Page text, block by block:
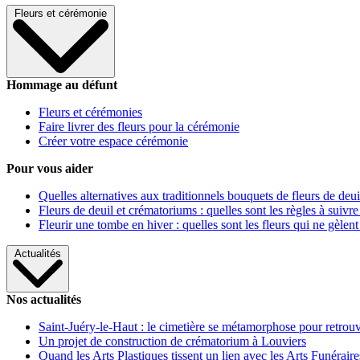
Fleurs et cérémonie
Hommage au défunt
Fleurs et cérémonies
Faire livrer des fleurs pour la cérémonie
Créer votre espace cérémonie
Pour vous aider
Quelles alternatives aux traditionnels bouquets de fleurs de
Fleurs de deuil et crématoriums : quelles sont les règles à
Fleurir une tombe en hiver : quelles sont les fleurs qui ne gèlent
Actualités
Nos actualités
Saint-Juéry-le-Haut : le cimetière se métamorphose pour
Un projet de construction de crématorium à Louviers
Quand les Arts Plastiques tissent un lien avec les Arts